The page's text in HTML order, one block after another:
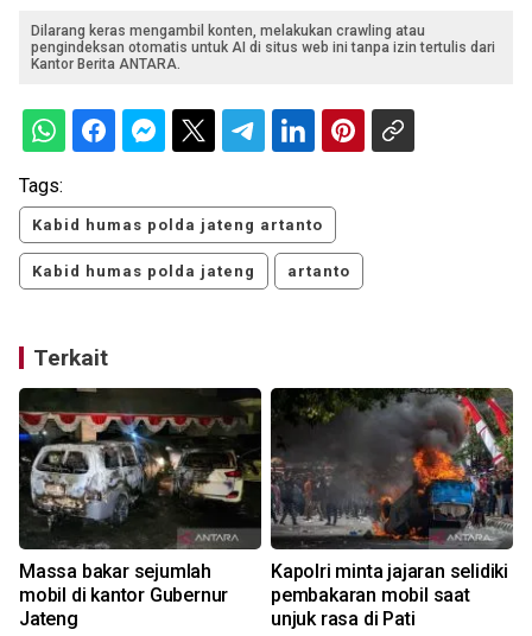
Dilarang keras mengambil konten, melakukan crawling atau
pengindeksan otomatis untuk AI di situs web ini tanpa izin tertulis dari
Kantor Berita ANTARA.
Tags:
Kabid humas polda jateng artanto
Kabid humas polda jateng artanto
Terkait
Massa bakar sejumlah
mobil di kantor Gubernur
Jateng
Kapolri minta jajaran selidiki
pembakaran mobil saat
unjuk rasa di Pati